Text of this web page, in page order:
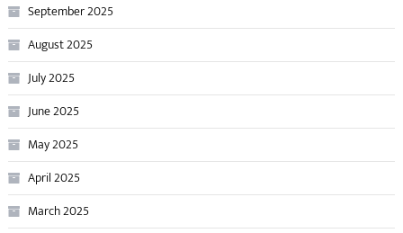
September 2025
August 2025
July 2025
June 2025
May 2025
April 2025
March 2025